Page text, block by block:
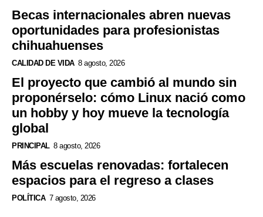
Becas internacionales abren nuevas
oportunidades para profesionistas
chihuahuenses
CALIDAD DE VIDA 8 agosto, 2026
El proyecto que cambió al mundo sin
proponérselo: cómo Linux nació como
un hobby y hoy mueve la tecnología
global
PRINCIPAL 8 agosto, 2026
Más escuelas renovadas: fortalecen
espacios para el regreso a clases
POLÍTICA 7 agosto, 2026